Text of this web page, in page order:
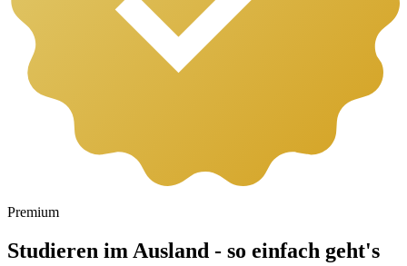
Premium
Studieren im Ausland - so einfach geht's